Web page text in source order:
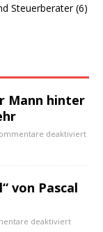
Steuerberater (6)
Mann hinter
deaktiviert
von Pascal
deaktiviert